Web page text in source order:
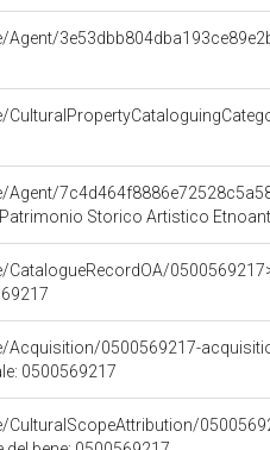
Storico Artistico
0500569217-
0500569217